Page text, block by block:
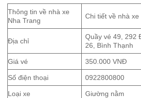
Thông tin về nhà xe
Nha Trang
Chi tiết về nhà xe
Địa chỉ
Quầy vé 49, 292
26, Bình Thạnh
Giá vé 350.000 VNĐ
Số điện thoại 0922800800
Loại xe Giường nằm